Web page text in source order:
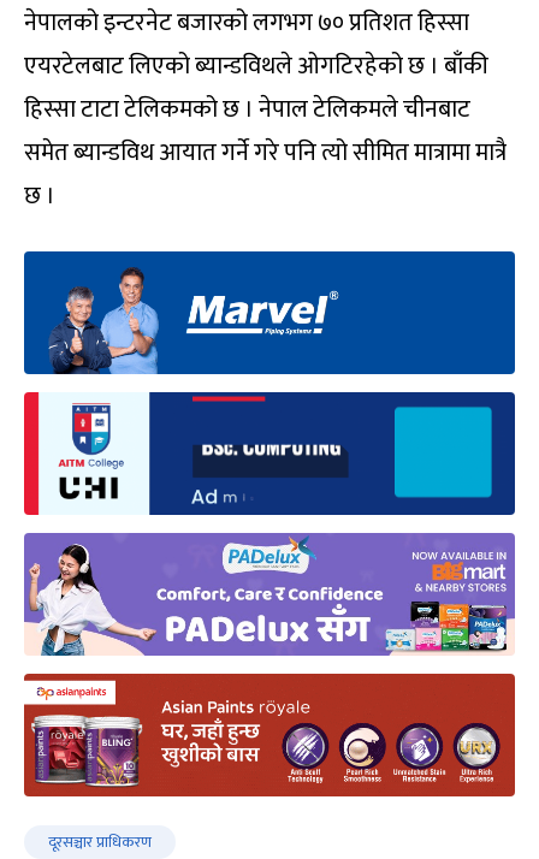
नेपालको इन्टरनेट बजारको लगभग ७० प्रतिशत हिस्सा
एयरटेलबाट लिएको ब्यान्डविथले ओगटिरहेको छ । बाँकी
हिस्सा टाटा टेलिकमको छ । नेपाल टेलिकमले चीनबाट
समेत ब्यान्डविथ आयात गर्ने गरे पनि त्यो सीमित मात्रामा मात्रै
छ ।
दूरसञ्चार प्राधिकरण